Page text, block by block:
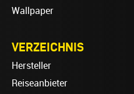
Wallpaper
VERZEICHNIS
Hersteller
Reiseanbieter